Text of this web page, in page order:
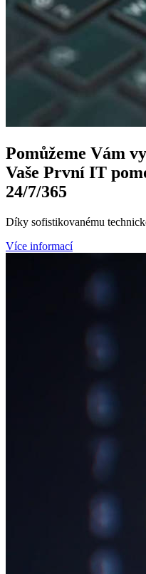
Pomůžeme Vám
Vaše PrvníIT
24/7/365
Díky sofistikovanému
Více informací